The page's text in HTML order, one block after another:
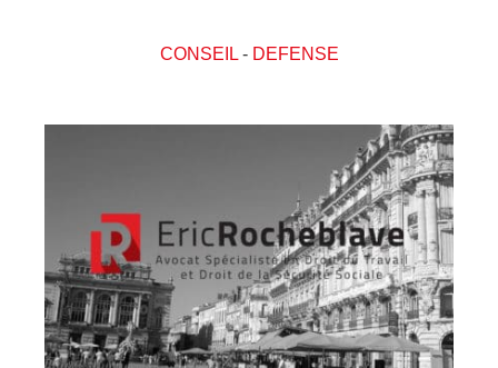
CONSEIL- DEFENSE